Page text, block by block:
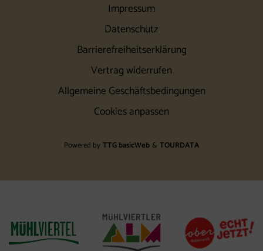
Impressum
Datenschutz
Barrierefreiheitserklärung
Vertrag widerrufen
Allgemeine Geschäftsbedingungen
Cookies anpassen
Powered byTTG basicWeb & TOURDATA